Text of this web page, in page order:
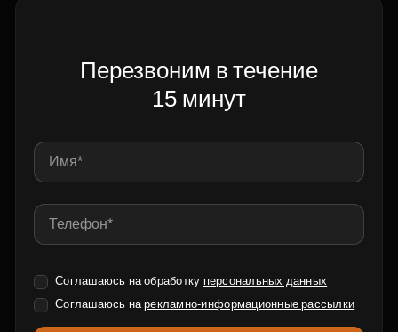
Перезвоним в течение
15 минут
Соглашаюсь на обработку персональных данных
Соглашаюсь нарекламно-информационные рассылки